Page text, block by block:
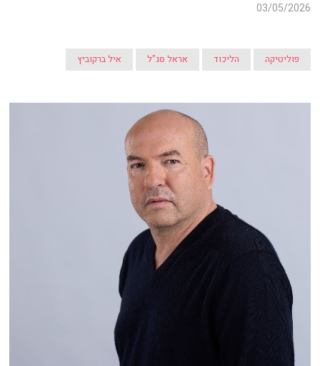
03/05/2026
פוליטיקה הליכוד אראל סג"ל איל ברקוביץ